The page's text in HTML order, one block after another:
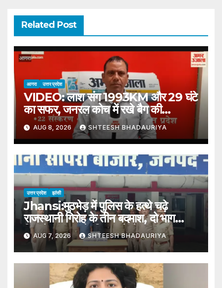
Related Post
आगरा उत्तर प्रदेश
VIDEO: लाश संग 1993KM और 29 घंटे
का सफर, जनरल कोच में रखे बैग की
दहशतभरी कहानी
AUG 8, 2026 SHTEESH BHADAURIYA
उत्तर प्रदेश झांसी
Jhansi:मुठभेड़ में पुलिस के हत्थे चढ़े
राजस्थानी गिरोह के तीन बदमाश, दो भाग
निकले, वारदात के लिए आते थे – Jhansi:
Three Members Of A
Rajasthan-based Gang Were
Nabbed By The Police
Following An Encounter
AUG 7, 2026 SHTEESH BHADAURIYA